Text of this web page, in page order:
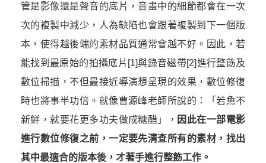
管是影像還是聲音的底片，音畫中的細節都會在一次
次的複製中減少，人為缺陷也會跟著複製到下一個版
本，使得越後端的素材品質通常會越不好。因此，若
能找到最原始的拍攝底片 [1]與錄音磁帶[2]進行整飭及
數位掃描，不但最接近導演想呈現的效果，數位修復
時也將事半功倍。就像曹源峰老師所說的：「若魚不
新鮮，就要花更多功夫做成糖醋」
， 因此在一部電影
進行數位修復之前，一定要先清查所有的素材，找出
其中最適合的版本後，才著手進行整飭工作。